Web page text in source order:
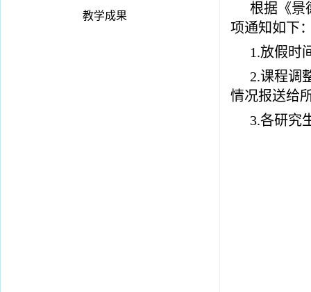
教学成果
根据《景
项通知如下
1.放假时
2.课程调
情况报送给
3.各研究